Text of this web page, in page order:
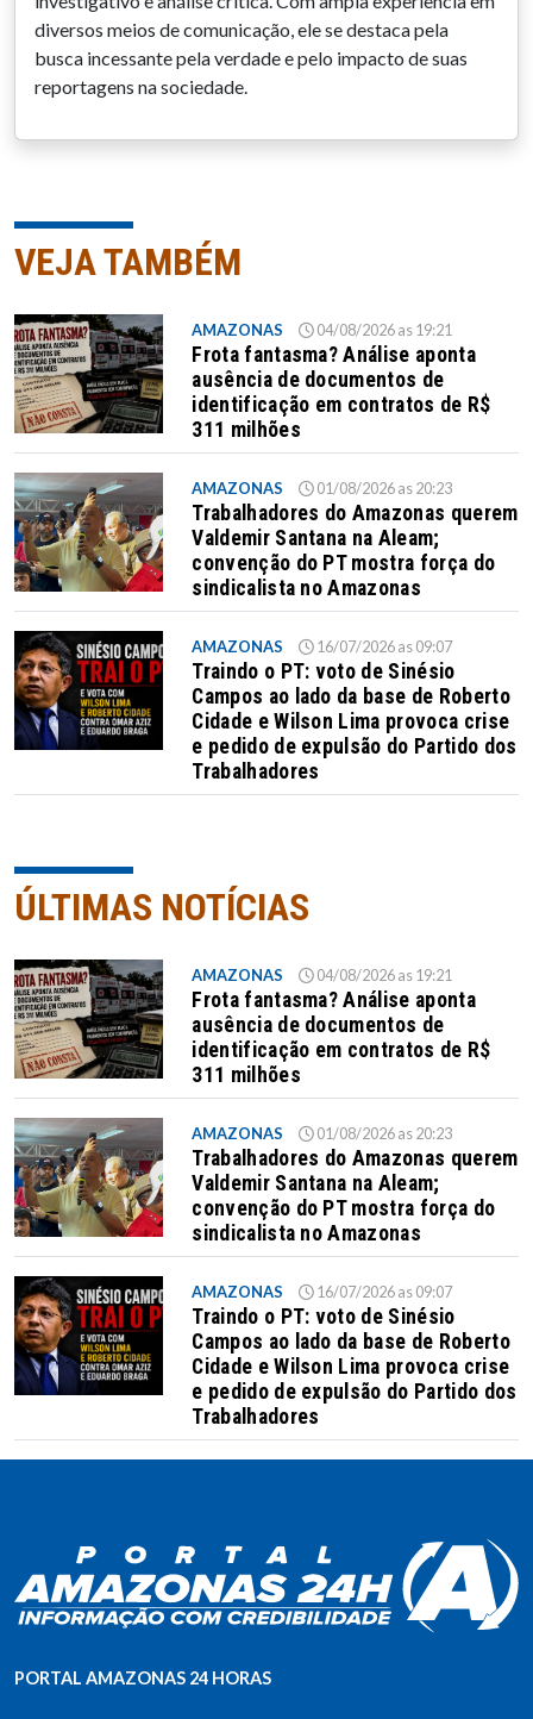
diversos meios de comunicação, ele se destaca pela
busca incessante pela verdade e pelo impacto de suas
reportagens na sociedade.
VEJA TAMBÉM
AMAZONAS 04/08/2026 as 19:21
Frota fantasma? Análise aponta
ausência de documentos de
identificação em contratos de R$
311 milhões
AMAZONAS 01/08/2026 as 20:23
Trabalhadores do Amazonas querem
Valdemir Santana na Aleam;
convenção do PT mostra força do
sindicalista no Amazonas
AMAZONAS 16/07/2026 as 09:07
Traindo o PT: voto de Sinésio
Campos ao lado da base de Roberto
Cidade e Wilson Lima provoca crise
e pedido de expulsão do Partido dos
Trabalhadores
ÚLTIMAS NOTÍCIAS
AMAZONAS 04/08/2026 as 19:21
Frota fantasma? Análise aponta
ausência de documentos de
identificação em contratos de R$
311 milhões
AMAZONAS 01/08/2026 as 20:23
Trabalhadores do Amazonas querem
Valdemir Santana na Aleam;
convenção do PT mostra força do
sindicalista no Amazonas
AMAZONAS 16/07/2026 as 09:07
Traindo o PT: voto de Sinésio
Campos ao lado da base de Roberto
Cidade e Wilson Lima provoca crise
e pedido de expulsão do Partido dos
Trabalhadores
PORTAL AMAZONAS 24 HORAS